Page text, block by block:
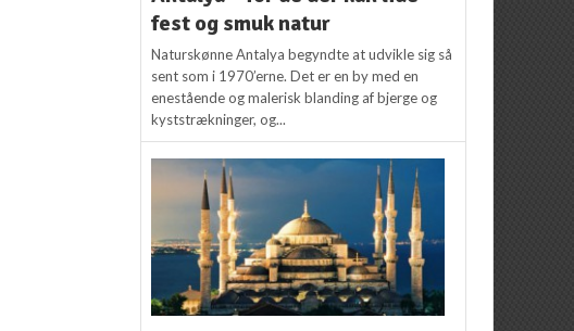
fest og smuk natur
Naturskønne Antalya begyndte at udvikle sig så
sent som i 1970’erne. Det er en by med en
enestående og malerisk blanding af bjerge og
kyststrækninger, og...